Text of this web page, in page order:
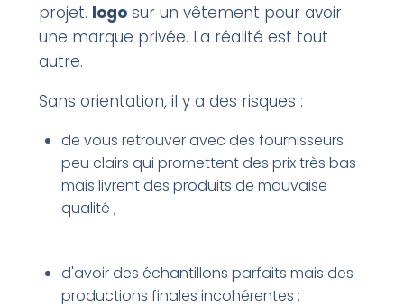
projet. logosur un vêtement pour avoir
une marque privée. La réalité est tout
autre.
Sans orientation, il y a des risques :
de vous retrouver avec des fournisseurs
peu clairs qui promettent des prix très bas
mais livrent des produits de mauvaise
qualité ;
d'avoir des échantillons parfaits mais des
productions finales incohérentes ;